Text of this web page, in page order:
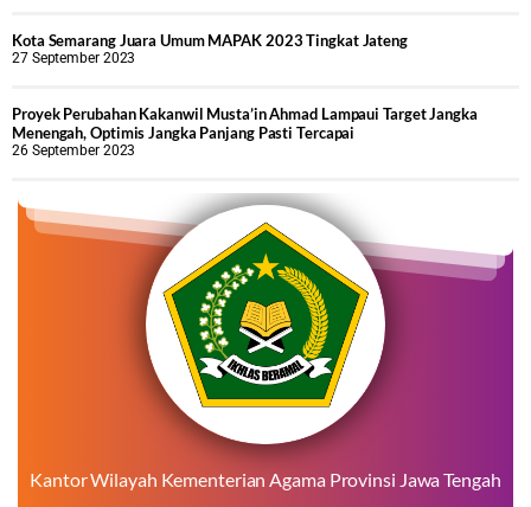
Kota Semarang Juara Umum MAPAK 2023 Tingkat Jateng
27 September 2023
Proyek Perubahan Kakanwil Musta’in Ahmad Lampaui Target Jangka
Menengah, Optimis Jangka Panjang Pasti Tercapai
26 September 2023
Kantor Wilayah Kementerian Agama Provinsi Jawa Tengah